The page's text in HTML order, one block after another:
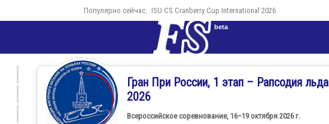
Популярно сейчас: ISU CS Cranberry Cup International 2026
beta
Гран При России, 1 этап – Рапсодия льда
2026
Всероссийское соревнование, 16–19 октября 2026 г.